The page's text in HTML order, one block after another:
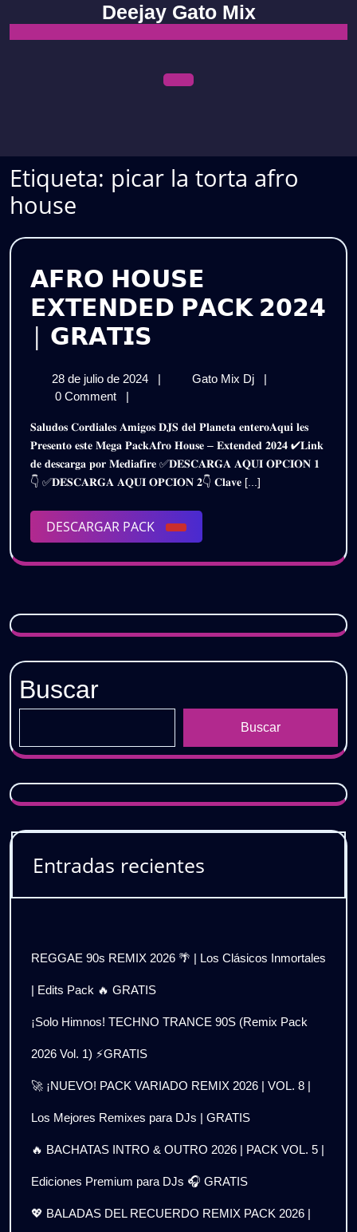
content
Deejay Gato Mix
Etiqueta: picar la torta afro
house
𝗔𝗙𝗥𝗢 𝗛𝗢𝗨𝗦𝗘
𝗘𝗫𝗧𝗘𝗡𝗗𝗘𝗗 𝗣𝗔𝗖𝗞 𝟮𝟬𝟮𝟰
| 𝗚𝗥𝗔𝗧𝗜𝗦
𝗘𝗫𝗧𝗘𝗡𝗗𝗘𝗗
𝗣𝗔𝗖𝗞
𝟮𝟬𝟮𝟰
|
𝗚𝗥𝗔𝗧𝗜𝗦
28 de julio de 2024
28
de
2024
| Gato Mix Dj
𝗔𝗙𝗥𝗢
𝗣𝗔𝗖𝗞
𝟮𝟬𝟮𝟰
|
𝗚𝗥𝗔𝗧𝗜𝗦
|
0 Comment
|
𝐒𝐚𝐥𝐮𝐝𝐨𝐬 𝐂𝐨𝐫𝐝𝐢𝐚𝐥𝐞𝐬 𝐀𝐦𝐢𝐠𝐨𝐬 𝐃𝐉𝐒 𝐝𝐞𝐥 𝐏𝐥𝐚𝐧𝐞𝐭𝐚 𝐞𝐧𝐭𝐞𝐫𝐨𝐀𝐪𝐮𝐢 𝐥𝐞𝐬
𝐏𝐫𝐞𝐬𝐞𝐧𝐭𝐨 𝐞𝐬𝐭𝐞 𝐌𝐞𝐠𝐚 𝐏𝐚𝐜𝐤𝐀𝐟𝐫𝐨 𝐇𝐨𝐮𝐬𝐞 – 𝐄𝐱𝐭𝐞𝐧𝐝𝐞𝐝 𝟐𝟎𝟐𝟒 ✔𝐋𝐢𝐧𝐤
𝐝𝐞 𝐝𝐞𝐬𝐜𝐚𝐫𝐠𝐚 𝐩𝐨𝐫 𝐌𝐞𝐝𝐢𝐚𝐟𝐢𝐫𝐞 ✅𝐃𝐄𝐒𝐂𝐀𝐑𝐆𝐀 𝐀𝐐𝐔𝐈 𝐎𝐏𝐂𝐈𝐎𝐍 𝟏
👇 ✅𝐃𝐄𝐒𝐂𝐀𝐑𝐆𝐀 𝐀𝐐𝐔𝐈 𝐎𝐏𝐂𝐈𝐎𝐍 𝟐👇 𝐂𝐥𝐚𝐯𝐞 [...]
DESCARGAR PACK
DESCARGAR
PACK
Buscar
Buscar
Entradas recientes
REGGAE 90s REMIX 2026 🌴 | Los Clásicos Inmortales
| Edits Pack 🔥 GRATIS
¡Solo Himnos! TECHNO TRANCE 90S (Remix Pack
2026 Vol. 1) ⚡GRATIS
🚀 ¡NUEVO! PACK VARIADO REMIX 2026 | VOL. 8 |
Los Mejores Remixes para DJs | GRATIS
🔥 BACHATAS INTRO & OUTRO 2026 | PACK VOL. 5 |
Ediciones Premium para DJs 🎧 GRATIS
💖 BALADAS DEL RECUERDO REMIX PACK 2026 |